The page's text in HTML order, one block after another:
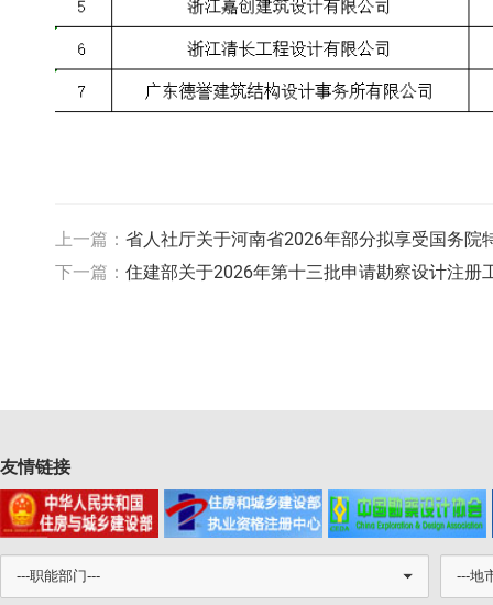
上一篇： 省人社厅关于河南省2026年部分拟享受国务院
下一篇： 住建部关于2026年第十三批申请勘察设计注册
友情链接